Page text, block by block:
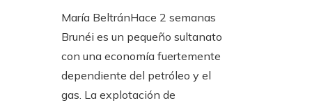
María BeltránHace 2 semanas
Brunéi es un pequeño sultanato
con una economía fuertemente
dependiente del petróleo y el
gas. La explotación de